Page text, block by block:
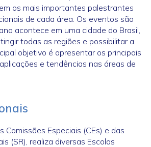
os mais importantes palestrantes
de cada área. Os eventos são
acontece em uma cidade do Brasil,
todas as regiões e possibilitar a
objetivo é apresentar os principais
e tendências nas áreas de
Comissões Especiais (CEs) e das
(SR), realiza diversas Escolas